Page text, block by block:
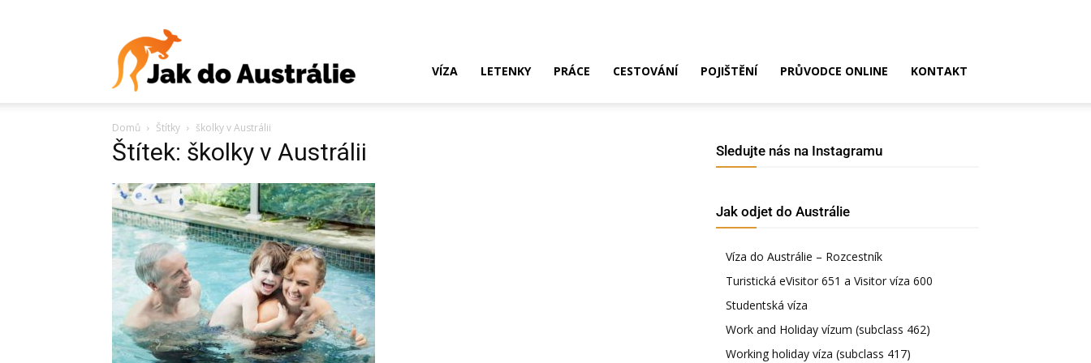
do
Austrálie?
Víza,
VÍZA LETENKY PRÁCE CESTOVÁNÍ POJIŠTĚNÍ PRŮVODCE ONLINE KONTAKT
Domů Štítky školky v Austrálii
Štítek: školky v Austrálii Sledujte nás na Instagramu
Jak odjet do Austrálie
Víza do Austrálie – Rozcestník
Turistická eVisitor 651 a Visitor víza 600
Studentská víza
Work and Holiday vízum (subclass 462)
Working holiday víza (subclass 417)